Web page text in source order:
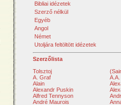
Bibliai idézetek
Szerző nélkül
Egyéb
Angol
Német
Utoljára feltöltött idézetek
Szerzőlista
Tolsztoj
A. Graf
A.A.
Alain
Alexandr Puskin
Alfred Tennyson
André Maurois